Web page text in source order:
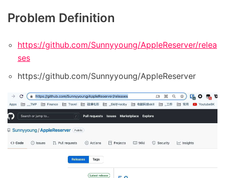
Problem Definition
https://github.com/Sunnyyoung/AppleReserver/relea
ses
https://github.com/Sunnyyoung/AppleReserver